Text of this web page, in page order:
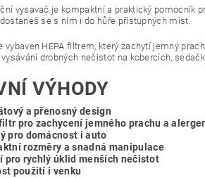
vysavač je kompaktní a praktický pomocník
se s ním i do hůře přístupných míst.
vybaven HEPA filtrem, který zachytí jemný
drobných nečistot na kobercích,
VÝHODY
a přenosný design
pro zachycení jemného prachu a
pro domácnost i auto
rozměry a snadná manipulace
pro rychlý úklid menších nečistot
použití i venku